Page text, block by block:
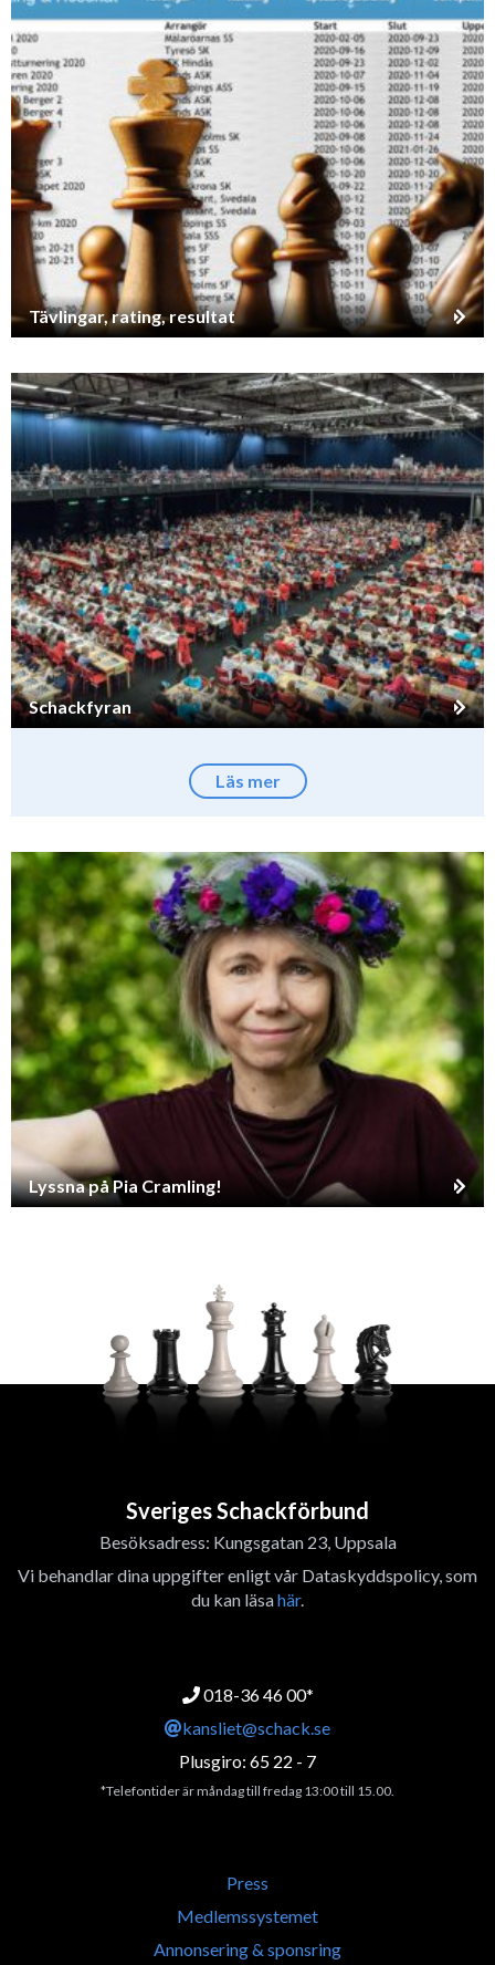
Tävlingar, rating, resultat
Schackfyran
Läs mer
Lyssna på Pia Cramling!
Sveriges Schackförbund
Besöksadress: Kungsgatan 23, Uppsala
Vi behandlar dina uppgifter enligt vår Dataskyddspolicy, som
du kan läsahär.
018-36 46 00*
kansliet@schack.se
Plusgiro: 65 22 - 7
*Telefontider är måndag till fredag 13:00 till 15.00.
Press
Medlemssystemet
Annonsering & sponsring